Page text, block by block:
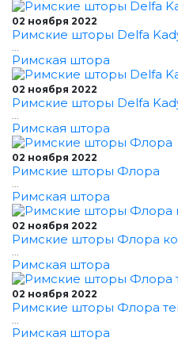
02 ноября 2022
Римские шторы Delfa
...
Римская штора
02 ноября 2022
Римские шторы Delfa
...
Римская штора
02 ноября 2022
Римские шторы Флора
...
Римская штора
02 ноября 2022
Римские шторы Флора
...
Римская штора
02 ноября 2022
Римские шторы Флора
...
Римская штора